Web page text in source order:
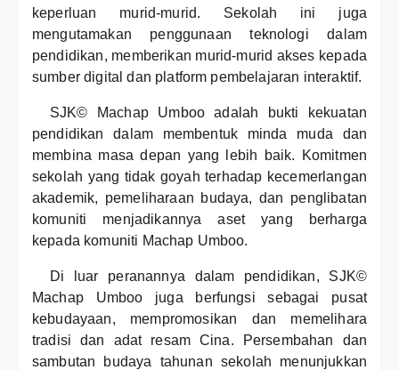
keperluan murid-murid. Sekolah ini juga
mengutamakan penggunaan teknologi dalam
pendidikan, memberikan murid-murid akses kepada
sumber digital dan platform pembelajaran interaktif.
SJK© Machap Umboo adalah bukti kekuatan
pendidikan dalam membentuk minda muda dan
membina masa depan yang lebih baik. Komitmen
sekolah yang tidak goyah terhadap kecemerlangan
akademik, pemeliharaan budaya, dan penglibatan
komuniti menjadikannya aset yang berharga
kepada komuniti Machap Umboo.
Di luar peranannya dalam pendidikan, SJK©
Machap Umboo juga berfungsi sebagai pusat
kebudayaan, mempromosikan dan memelihara
tradisi dan adat resam Cina. Persembahan dan
sambutan budaya tahunan sekolah menunjukkan